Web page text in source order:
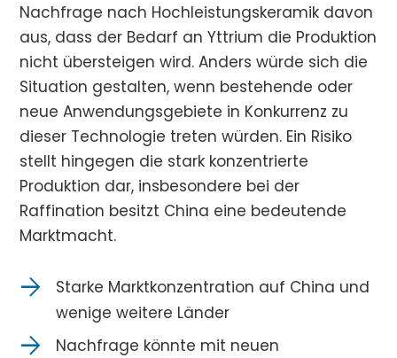
Nachfrage nach Hochleistungskeramik davon
aus, dass der Bedarf an Yttrium die Produktion
nicht übersteigen wird. Anders würde sich die
Situation gestalten, wenn bestehende oder
neue Anwendungsgebiete in Konkurrenz zu
dieser Technologie treten würden. Ein Risiko
stellt hingegen die stark konzentrierte
Produktion dar, insbesondere bei der
Raffination besitzt China eine bedeutende
Marktmacht.
Starke Marktkonzentration auf China und
wenige weitere Länder
Nachfrage könnte mit neuen